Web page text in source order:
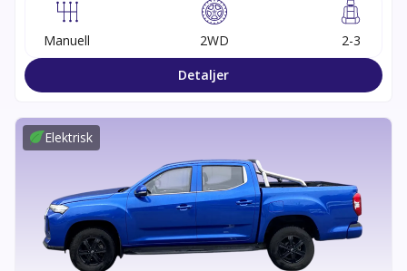
Manuell 2WD
2-3
Detaljer
Elektrisk